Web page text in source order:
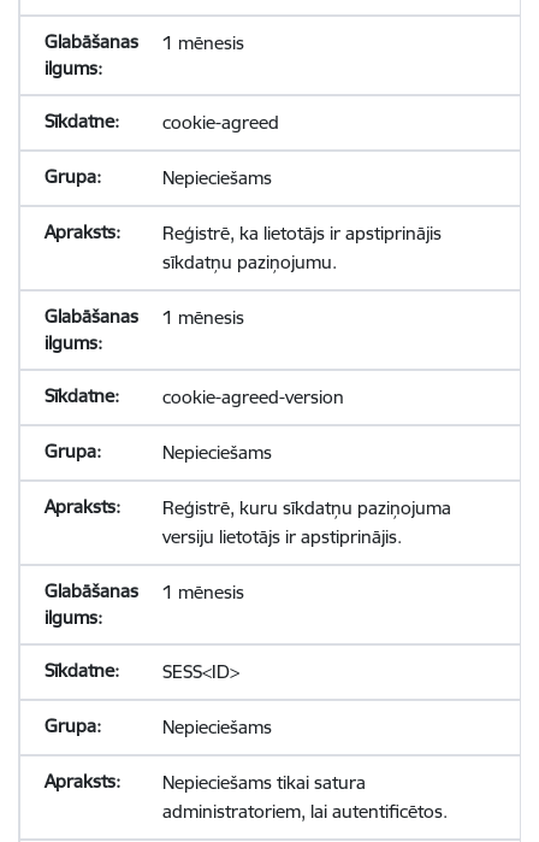
1 mēnesis
cookie-agreed
Nepieciešams
Reģistrē, ka lietotājs ir apstiprinājis
sīkdatņu paziņojumu.
1 mēnesis
cookie-agreed-version
Nepieciešams
Reģistrē, kuru sīkdatņu paziņojuma
versiju lietotājs ir apstiprinājis.
1 mēnesis
SESS<ID>
Nepieciešams
Nepieciešams tikai satura
administratoriem, lai autentificētos.